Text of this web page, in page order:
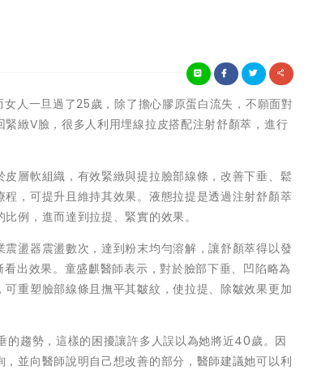
人一旦過了25歲，除了擔心膠原蛋白流失，不願面對
緻V臉，很多人利用埋線拉皮搭配注射舒顏萃，進行
層軟組織，有效緊緻與提拉臉部線條，改善下垂、鬆
，可提升且維持其效果。液態拉提是透過注射舒顏萃
例，進而達到拉提、緊實的效果。
盪器震盪數次，達到粉末均勻溶解，讓舒顏萃得以發
出效果。童盛麒醫師表示，對於臉部下垂、凹陷略為
重塑臉部線條且撫平其皺紋，使拉提、除皺效果更加
趨勢，這樣的困擾讓許多人誤以為她將近40歲。因
並向醫師說明自己想改善的部分，醫師建議她可以利